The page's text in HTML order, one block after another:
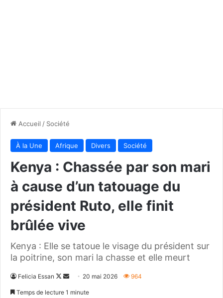
Accueil / Société
À la Une Afrique Divers Société
Kenya : Chassée par son mari
à cause d’un tatouage du
président Ruto, elle finit
brûlée vive
Kenya : Elle se tatoue le visage du président sur
la poitrine, son mari la chasse et elle meurt
Felicia Essan
Follow
Envoyer20 mai 2026 964
Temps de lecture 1 minute